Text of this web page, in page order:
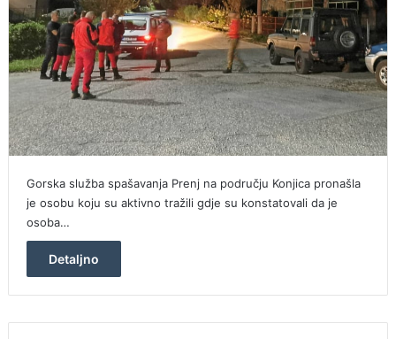
Gorska služba spašavanja Prenj na području Konjica pronašla
je osobu koju su aktivno tražili gdje su konstatovali da je
osoba…
Detaljno